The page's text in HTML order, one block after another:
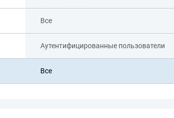
Все
Аутентифицированные пользователи
Все